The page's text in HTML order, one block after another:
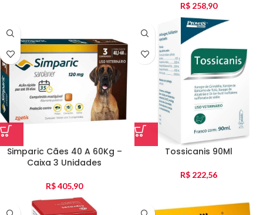
R$ 258,90
Simparic Cães 40 A 60Kg –
Caixa 3 Unidades
R$405,90
Tossicanis 90Ml
R$ 222,56